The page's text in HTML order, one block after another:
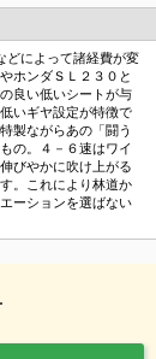
どによって諸経費が変
ホンダＳＬ２３０と
良い低いシートが与
いギヤ設定が特徴で
製ながらあの「闘う
の。４－６速はワイ
びやかに吹け上がる
。これにより林道か
ーションを選ばない